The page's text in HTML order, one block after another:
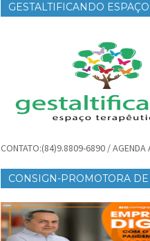
GESTALTIFICANDO ESPAÇO
CONTATO:(84)9.8809-6890 / AGENDA
CONSIGN-PROMOTORA DE